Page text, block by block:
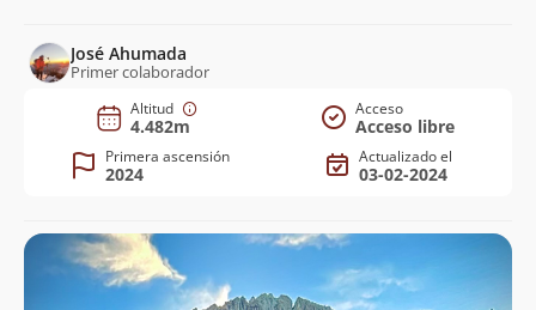
José Ahumada
Primer colaborador
Altitud
4.482m
Acceso
Acceso libre
Primera ascensión
2024
Actualizado el
03-02-2024